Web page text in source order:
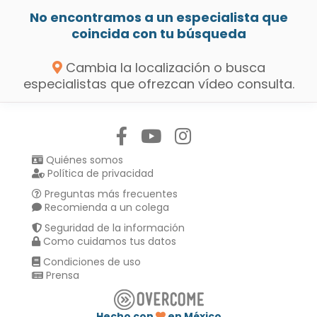
No encontramos a un especialista que
coincida con tu búsqueda
Cambia la localización o busca
especialistas que ofrezcan vídeo consulta.
Quiénes somos
Política de privacidad
Preguntas más frecuentes
Recomienda a un colega
Seguridad de la información
Como cuidamos tus datos
Condiciones de uso
Prensa